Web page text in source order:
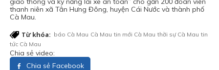
thanh niên xã Tân Hưng Đông, huyện Cái Nước và thành phố
Cà Mau.
Từ khóa: báo Cà Mau Cà Mau tin mới Cà Mau thời sự Cà Mau tin
tức Cà Mau
Chia sẻ video:
Chia sẻ Facebook